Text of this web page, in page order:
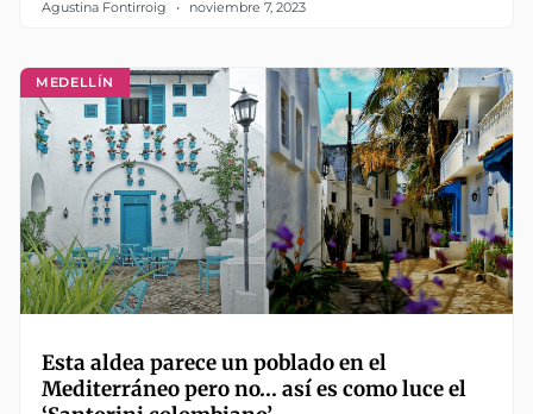
Agustina Fontirroig noviembre 7, 2023
MEDELLÍN
Esta aldea parece un poblado en el
Mediterráneo pero no… así es como luce el